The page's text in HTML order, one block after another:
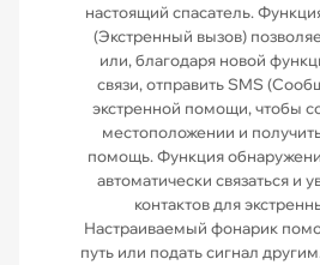
настоящий спасатель.
(Экстренный вызов)
или, благодаря новой
связи, отправить SMS
экстренной помощи, чтобы
местоположении и
помощь. Функция
автоматически связаться и
контактов для
Настраиваемый фонарик
путь или подать сигнал